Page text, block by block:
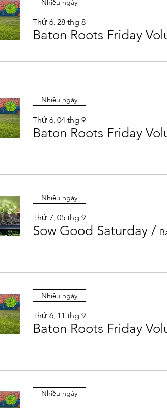
Thứ 6, 28 thg 8
Baton Roots Friday
Nhiều ngày
Thứ 6, 04 thg 9
Baton Roots Friday
Nhiều ngày
Thứ 7, 05 thg 9
Sow Good Saturday /
Nhiều ngày
Thứ 6, 11 thg 9
Baton Roots Friday
Nhiều ngày